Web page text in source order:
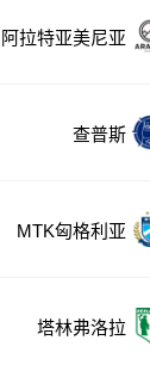
阿拉特亚美尼亚
查普斯
MTK匈格利亚
塔林弗洛拉